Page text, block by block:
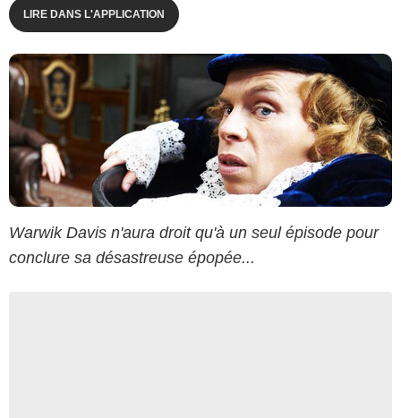
LIRE DANS L'APPLICATION
Warwik Davis n'aura droit qu'à un seul épisode pour
conclure sa désastreuse épopée...